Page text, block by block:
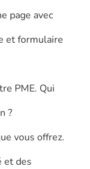
page avec
et formulaire
PME. Qui
?
vous offrez.
et des